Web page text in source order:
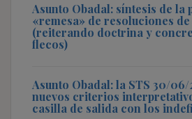
Asunto Obadal: síntesis de la
«remesa» de resoluciones
(reiterando doctrina y
flecos)
Asunto Obadal: la STS 30/
nuevos criterios
casilla de salida con los